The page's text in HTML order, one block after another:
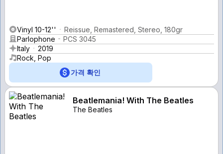
Vinyl 10-12''
Reissue, Remastered, Stereo, 180gr
Parlophone
PCS 3045
Italy
2019
Rock, Pop
가격 확인
Beatlemania! With The Beatles
The Beatles